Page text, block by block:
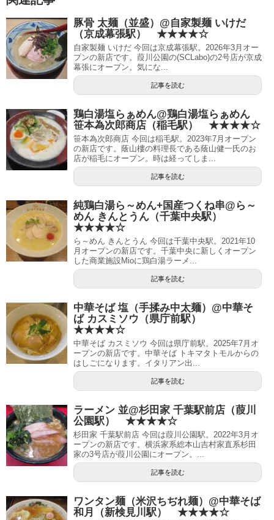
豚骨 太麺（並盛）@自家製麺 いけだ
（京成幕張駅） ★★★★☆
自家製麺 いけだ 今回は京成幕張駅。2026年3月オー
プンの新店です。葭川公園の(SCLabo)の2号店が京成
幕張にオープン。気にな...
記事を読む
鶏白湯塩らぁめん@鶏白湯塩らぁめん
笹本為次郎商店（稲毛駅） ★★★★☆
笹本為次郎商店 今回は稲毛駅。2023年7月オープン
の新店です。蔭山樓の料理長である蔭山健一氏のお
店が稲毛にオープン。時は経ってしま...
記事を読む
純鶏白湯ら～めん+国産つくね串@ら～
めん きんとうん（千葉中央駅）
★★★★☆
ら～めん きんとうん 今回は千葉中央駅。2021年10
月オープンの新店です。千葉中央に新しくオープン
した商業施設Mioに鶏白湯ラーメ...
記事を読む
中華そば 塩（手揉み中太麺）@中華そ
ば カスミソウ（県庁前駅）
★★★★☆
中華そば カスミソウ 今回は県庁前駅。2025年7月オ
ープンの新店です。中華そば トキマタトモルからの
はしごになります。イタリアン出...
記事を読む
ラーメン 並@杉田家 千葉駅前店（葭川
公園駅） ★★★★☆
杉田家 千葉駅前店 今回は葭川公園駅。2022年3月オ
ープンの新店です。横浜家系総本山吉村家直系杉田
家の3号店が葭川公園にオープン。...
記事を読む
ワンタン麺（米沢ちぢれ麺）@中華そば
和月（新検見川駅） ★★★★☆